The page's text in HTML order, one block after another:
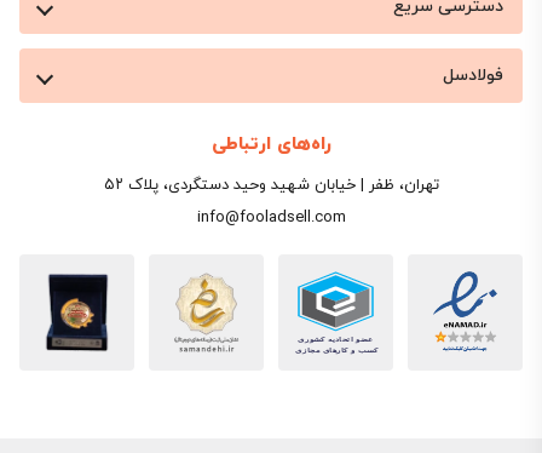
دسترسی سریع
فولادسل
راه‌های ارتباطی
تهران، ظفر | خیابان شهید وحید دستگردی، پلاک ۵۲
info@fooladsell.com